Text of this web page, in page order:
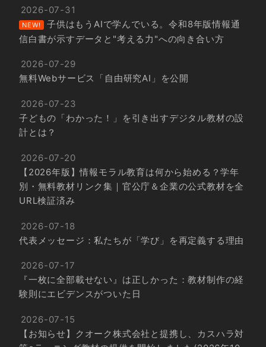
2026-07-31
NEW!
子供はもうAIで学んでいる。令和8年版情報通
信白書が示すデータと"考える力"への向き合い方
2026-07-29
無料Webサービス「自由研究AI」を公開
2026-07-23
子どもの「わかった！」を引き出すデジタル教材の設
計とは？
2026-07-20
【2026年版】情報モラル教育は何から始める？学年
別・無料教材リンク集｜官公庁＆企業の公式教材を全
URL検証済み
2026-07-18
代表メッセージ：私たちが「学び」を再定義する理由
2026-07-17
『一枚に全部載せない』は正しかった：教材制作の経
験則にエビデンスがついた日
2026-07-15
【お知らせ】クオーク株式会社と提携し、カスハラ対